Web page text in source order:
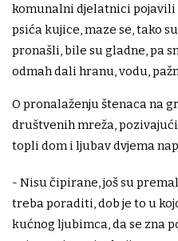
komunalni djelatnici pojavili
psića kujice, maze se, tako
pronašli, bile su gladne, pa
odmah dali hranu, vodu,
O pronalaženju štenaca na
društvenih mreža,
topli dom i ljubav dvjema
- Nisu čipirane, još su
treba poraditi, dob je to u
kućnog ljubimca, da se zna